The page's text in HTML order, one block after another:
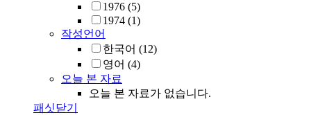
1976 (5)
1974 (1)
작성언어
한국어 (12)
영어 (4)
오늘 본 자료
오늘 본 자료가 없습니다.
패싯닫기